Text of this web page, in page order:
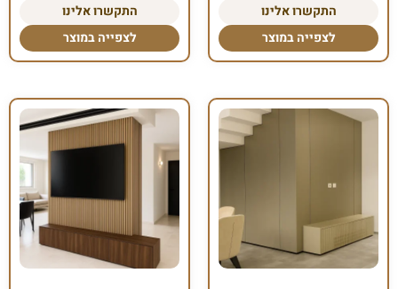
התקשרו אלינו
לצפייה במוצר
התקשרו אלינו
לצפייה במוצר